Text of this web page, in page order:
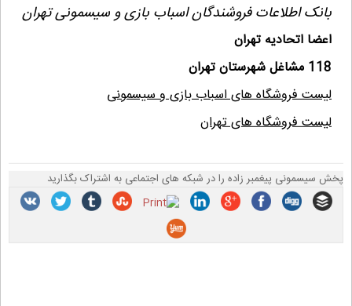
بانک اطلاعات فروشندگان اسباب بازی و سیسمونی تهران
اعضا اتحادیه تهران
118 مشاغل شهرستان تهران
لیست فروشگاه های اسباب بازی و سیسمونی
لیست فروشگاه های تهران
پخش سیسمونی پیغمبر زاده را در شبکه های اجتماعی به اشتراک بگذارید